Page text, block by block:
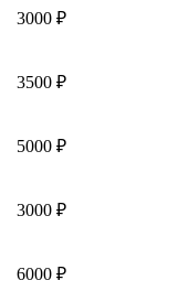
3000 ₽
3500 ₽
5000 ₽
3000 ₽
6000 ₽